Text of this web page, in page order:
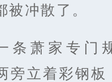
被冲散了。
条萧家专门
旁立着彩钢板